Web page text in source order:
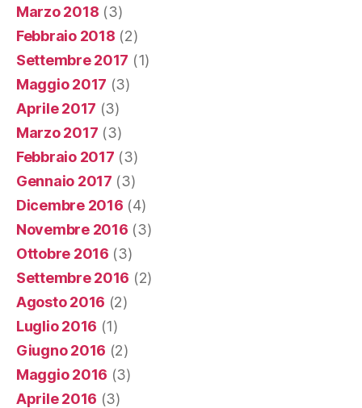
Marzo 2018 (3)
Febbraio 2018 (2)
Settembre 2017 (1)
Maggio 2017 (3)
Aprile 2017 (3)
Marzo 2017 (3)
Febbraio 2017 (3)
Gennaio 2017 (3)
Dicembre 2016 (4)
Novembre 2016 (3)
Ottobre 2016 (3)
Settembre 2016 (2)
Agosto 2016 (2)
Luglio 2016 (1)
Giugno 2016 (2)
Maggio 2016 (3)
Aprile 2016 (3)